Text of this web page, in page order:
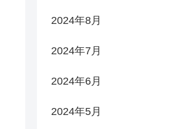
2024年8月
2024年7月
2024年6月
2024年5月